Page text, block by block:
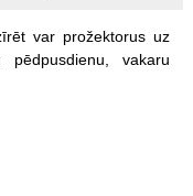
var prožektorus uz
pēdpusdienu,
vakaru